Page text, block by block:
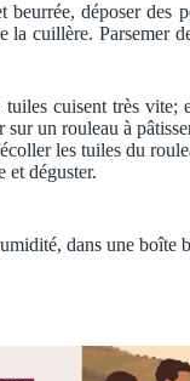
déposer des
la cuillère. Parsemer
cuisent très vite;
sur un rouleau à
les tuiles du
et déguster.
dans une boîte